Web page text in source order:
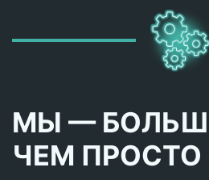
МЫ —
ЧЕМ